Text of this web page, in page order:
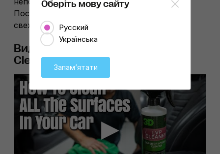
После очистки оставляет ненавязчивый,
свежий аромат.
Видеообзор: очиститель 3D LVP
Cleaner
Оберіть мову сайту
Русский
Українська
Запамʼятати